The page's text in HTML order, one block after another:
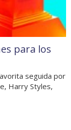
para los
seguida por
Harry Styles,